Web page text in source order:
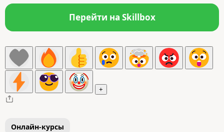
Перейти на Skillbox
+
Онлайн-курсы